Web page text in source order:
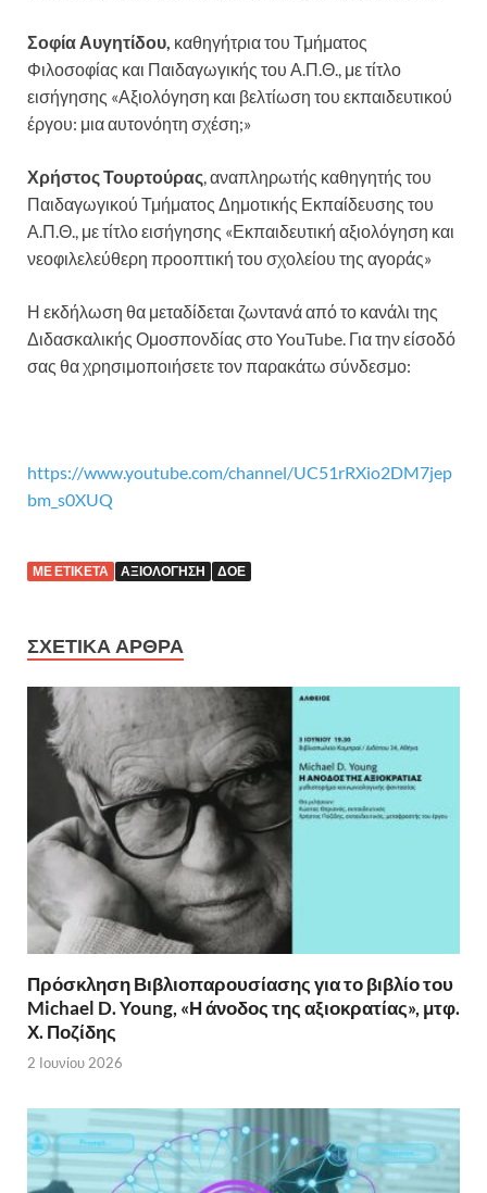
Σοφία Αυγητίδου, καθηγήτρια του Τμήματος
Φιλοσοφίας και Παιδαγωγικής του Α.Π.Θ., με τίτλο
εισήγησης «Αξιολόγηση και βελτίωση του εκπαιδευτικού
έργου: μια αυτονόητη σχέση;»
Χρήστος Τουρτούρας , αναπληρωτής καθηγητής του
Παιδαγωγικού Τμήματος Δημοτικής Εκπαίδευσης του
Α.Π.Θ., με τίτλο εισήγησης «Εκπαιδευτική αξιολόγηση και
νεοφιλελεύθερη προοπτική του σχολείου της αγοράς»
Η εκδήλωση θα μεταδίδεται ζωντανά από το κανάλι της
Διδασκαλικής Ομοσπονδίας στο YouTube. Για την είσοδό
σας θα χρησιμοποιήσετε τον παρακάτω σύνδεσμο:
https://www.youtube.com/channel/UC51rRXio2DM7jep
bm_s0XUQ
ΜΕ ΕΤΙΚΈΤΑ ΑΞΙΟΛΌΓΗΣΗ ΔΟΕ
ΣΧΕΤΙΚΆ ΆΡΘΡΑ
Πρόσκληση Βιβλιοπαρουσίασης για το βιβλίο του
Michael D. Young, «Η άνοδος της αξιοκρατίας», μτφ.
Χ. Ποζίδης
2 Ιουνίου 2026